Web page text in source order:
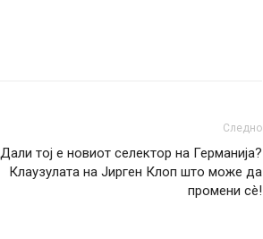
Следно
Дали тој е новиот селектор на Германија?
Клаузулата на Јирген Клоп што може да
промени сè!